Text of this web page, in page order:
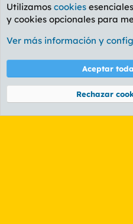
Etiquetas
Cookies
PL OLDSTYLE
Términos y reglas
Community platform by XenForo® ©
Utilizamos cookies
y cookies opcionales para
Ver más información y
Aceptar
Rechazar